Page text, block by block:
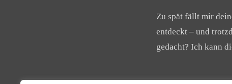
Zu spät fällt mir
entdeckt – und
gedacht? Ich kann